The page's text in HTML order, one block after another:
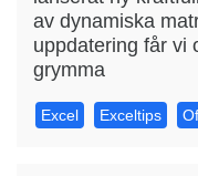
av dynamiska
uppdatering får vi
grymma
Excel Exceltips